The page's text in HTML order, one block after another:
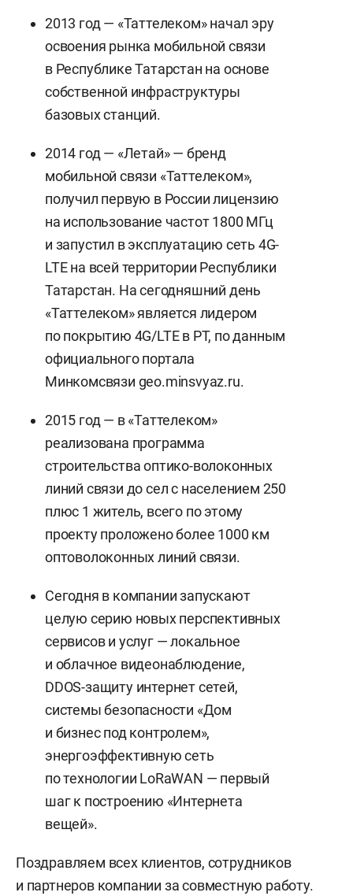
2013 год — «Таттелеком» начал эру
освоения рынка мобильной связи
в Республике Татарстан на основе
собственной инфраструктуры
базовых станций.
2014 год — «Летай» — бренд
мобильной связи «Таттелеком»,
получил первую в России лицензию
на использование частот 1800 МГц
и запустил в эксплуатацию сеть 4G-
LTE на всей территории Республики
Татарстан. На сегодняшний день
«Таттелеком» является лидером
по покрытию 4G/LTE в РТ, по данным
официального портала
Минкомсвязи geo.minsvyaz.ru.
2015 год — в «Таттелеком»
реализована программа
строительства оптико-волоконных
линий связи до сел с населением 250
плюс 1 житель, всего по этому
проекту проложено более 1000 км
оптоволоконных линий связи.
Сегодня в компании запускают
целую серию новых перспективных
сервисов и услуг — локальное
и облачное видеонаблюдение,
DDOS-защиту интернет сетей,
системы безопасности «Дом
и бизнес под контролем»,
энергоэффективную сеть
по технологии LoRaWAN — первый
шаг к построению «Интернета
вещей».
Поздравляем всех клиентов, сотрудников
и партнеров компании за совместную работу.